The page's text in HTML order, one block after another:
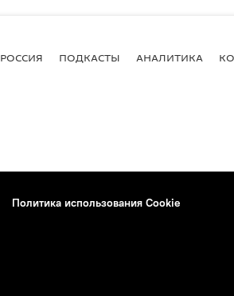
РОССИЯ ПОДКАСТЫ АНАЛИТИКА
Политика использования Cookie